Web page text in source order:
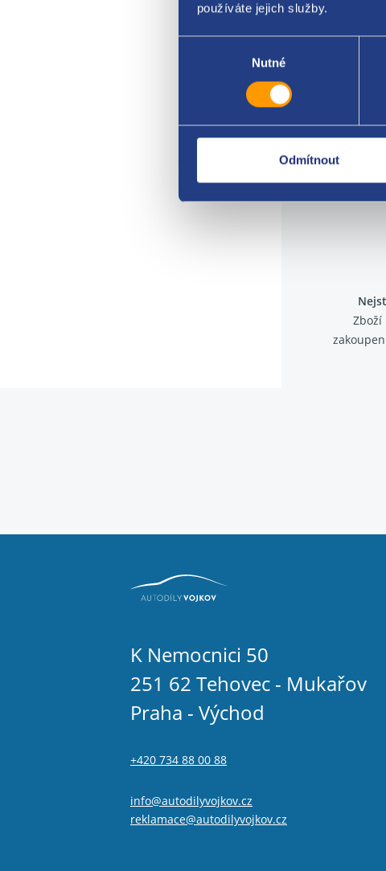
používáte jejich služby.
Nutné
Odmítnout
Zboží
K Nemocnici 50
251 62 Tehovec - Mukařov
Praha - Východ
+420 734 88 00 88
info@autodilyvojkov.cz
reklamace@autodilyvojkov.cz